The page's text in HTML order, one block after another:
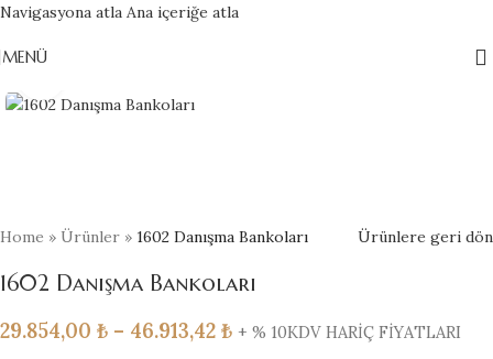
Navigasyona atla Ana içeriğe atla
MENÜ
Home » Ürünler » 1602 Danışma Bankoları Ürünlere geri dön
1602 Danışma Bankoları
29.854,00 ₺ – 46.913,42 ₺ + % 10KDV HARİÇ FİYATLARI